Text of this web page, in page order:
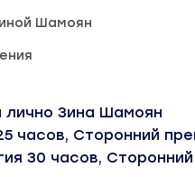
Шамоян
лично Зина Шамоян
часов, Сторонний
30 часов,